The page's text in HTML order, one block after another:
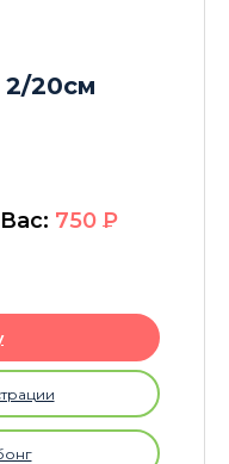
2/20см
750 P